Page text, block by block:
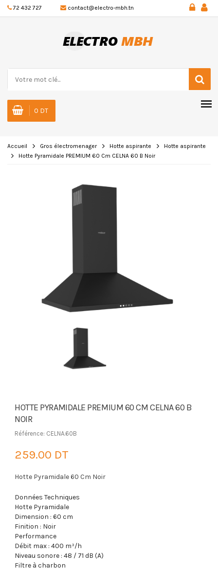
72 432 727 contact@electro-mbh.tn
0 DT
Accueil Gros électromenager Hotte aspirante
Hotte aspirante
Hotte Pyramidale PREMIUM 60 Cm CELNA 60 B Noir
HOTTE PYRAMIDALE PREMIUM 60 CM CELNA 60 B
NOIR
Référence: CELNA.60B
259.00 DT
Hotte Pyramidale 60 Cm Noir
Données Techniques
Hotte Pyramidale
Dimension : 60 cm
Finition : Noir
Performance
Débit max : 400 m³/h
Niveau sonore : 48 / 71 dB (A)
Filtre à charbon